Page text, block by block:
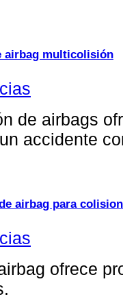
airbag multicolisión
de airbags
accidente
airbag para
ofrece